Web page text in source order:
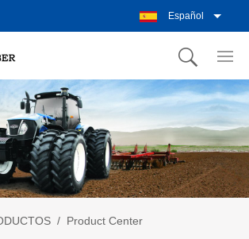
Español
Product Center